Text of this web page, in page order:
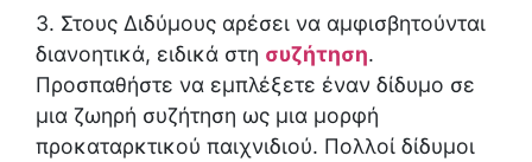
3. Στους Διδύμους αρέσει να αμφισβητούνται
διανοητικά, ειδικά στη συζήτηση.
Προσπαθήστε να εμπλέξετε έναν δίδυμο σε
μια ζωηρή συζήτηση ως μια μορφή
προκαταρκτικού παιχνιδιού. Πολλοί δίδυμοι